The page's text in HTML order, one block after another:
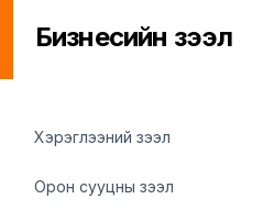
Бизнесийн зээл
Хэрэглээний зээл
Орон сууцны зээл